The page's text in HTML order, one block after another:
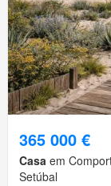
365 000 €
Casa em
Setúbal